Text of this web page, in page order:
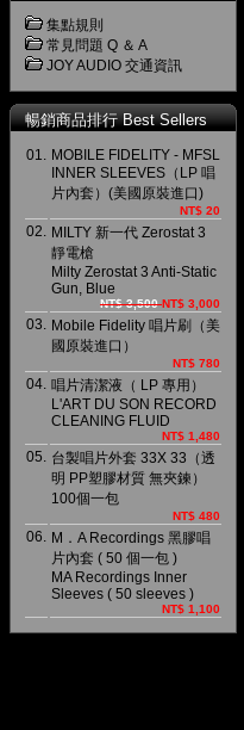
集點規則
常見問題 Q ＆ A
JOY AUDIO 交通資訊
暢銷商品排行 Best Sellers
01. MOBILE FIDELITY - MFSL
INNER SLEEVES（LP 唱
片內套）(美國原裝進口)
NT$ 20
02. MILTY 新一代 Zerostat 3
靜電槍
Milty Zerostat 3 Anti-Static
Gun, Blue
NT$ 3,500NT$ 3,000
03. Mobile Fidelity 唱片刷（美
國原裝進口）
NT$ 780
04. 唱片清潔液（ LP 專用）
L'ART DU SON RECORD
CLEANING FLUID
NT$ 1,480
05. 台製唱片外套 33X 33（透
明 PP塑膠材質 無夾鍊）
100個一包
NT$ 480
06. M．A Recordings 黑膠唱
片內套 ( 50 個一包 )
MA Recordings Inner
Sleeves ( 50 sleeves )
NT$ 1,100